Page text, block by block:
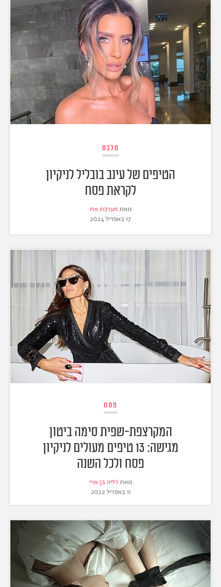
סלבס
הטיפים של עינב בובליל לניקיון
לקראת פסח
מאת מערכת את
17 באפריל 2024
פסח
המקרצפת-שפית סימה ביטון
מגישה: 13 טיפים מעולים לניקיון
פסח ולכל השנה
מאת דליה בן ארי
11 באפריל 2022